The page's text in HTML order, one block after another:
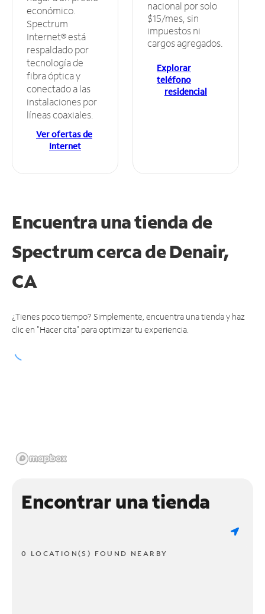
económico.
Spectrum
Internet® está
respaldado por
tecnología de
fibra óptica y
conectado a las
instalaciones por
líneas coaxiales.
Ver ofertas de
Internet
nacional por solo
$15/mes, sin
impuestos ni
cargos agregados.
Explorar
teléfono
residencial
Encuentra una tienda de
Spectrumcerca de Denair,
CA
¿Tienes poco tiempo? Simplemente, encuentra una tienda y haz
clic en "Hacer cita" para optimizar tu experiencia.
Encontrar una tienda
0 LOCATION(S) FOUND NEARBY